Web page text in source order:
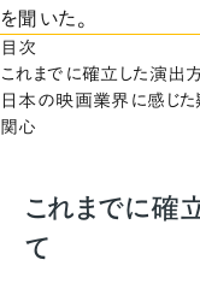
を聞いた。
目次
これまでに確立した演出
日本の映画業界に感じた
関心
これまでに確
て